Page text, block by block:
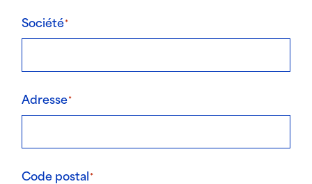
Société
Adresse
Code postal